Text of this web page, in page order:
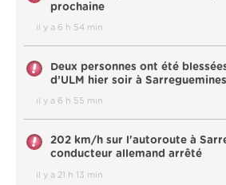
prochaine
il y a 6 h 54 min
Deux personnes ont été
d’ULM hier soir à Sarreguemines
il y a 6 h 55 min
202 km/h sur l'autoroute à
conducteur allemand arrêté
il y a 21 h 13 min